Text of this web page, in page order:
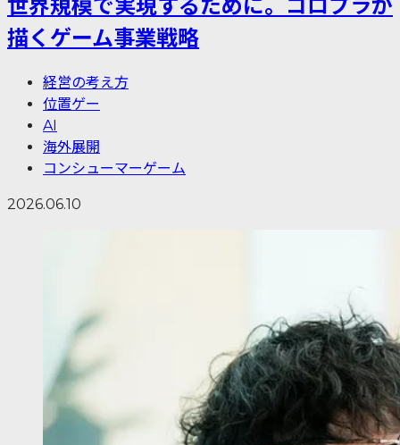
世界規模で実現するために。コロプラが
描くゲーム事業戦略
経営の考え方
位置ゲー
AI
海外展開
コンシューマーゲーム
2026.06.10